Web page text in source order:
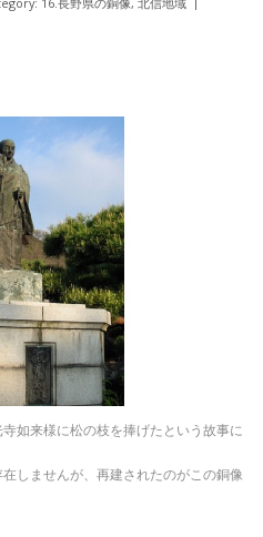
如来様に松の枝を捧げたという故事に
しませんが、再建されたのがこの銅像